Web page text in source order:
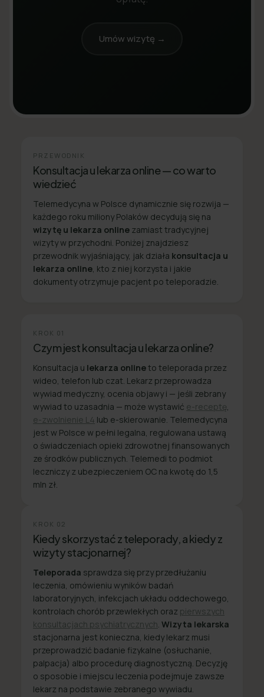
Umów wizytę →
PRZEWODNIK
Konsultacja u lekarza online — co warto
wiedzieć
Telemedycyna w Polsce dynamicznie się rozwija —
każdego roku miliony Polaków decydują się na
wizytę u lekarza online zamiast tradycyjnej
wizyty w przychodni. Poniżej znajdziesz
przewodnik wyjaśniający, jak działa konsultacja u
lekarza online , kto z niej korzysta i jakie
dokumenty otrzymuje pacjent po teleporadzie.
KROK 01
Czym jest konsultacja u lekarza online?
Konsultacja u lekarza onlineto teleporada przez
wideo, telefon lub czat. Lekarz przeprowadza
wywiad medyczny, ocenia objawy i — jeśli zebrany
wywiad to uzasadnia — może wystawić e-receptę
e-zwolnienie L4 lub e-skierowanie. Telemedycyna
jest w Polsce w pełni legalna, regulowana ustawą
o świadczeniach opieki zdrowotnej finansowanych
ze środków publicznych. Telemedi to podmiot
leczniczy z ubezpieczeniem OC na kwotę do 1,5
mln zł.
KROK 02
Kiedy skorzystać z teleporady, a kiedy z
wizyty stacjonarnej?
Teleporada sprawdza się przy przedłużaniu
leczenia, omówieniu wyników badań
laboratoryjnych, infekcjach układu oddechowego,
kontrolach chorób przewlekłych oraz pierwszych
konsultacjach psychiatrycznych Wizyta lekarska
stacjonarna jest konieczna, kiedy lekarz musi
przeprowadzić badanie fizykalne (osłuchanie,
palpacja) albo procedurę diagnostyczną. Decyzję
o sposobie i miejscu leczenia podejmuje zawsze
lekarz na podstawie zebranego wywiadu.